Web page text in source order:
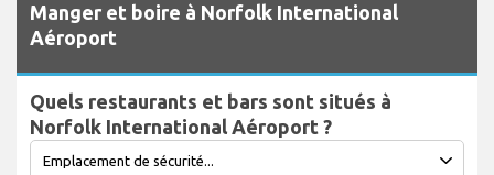
Manger et boire à Norfolk International
Aéroport
Quels restaurants et bars sont situés à
Norfolk International Aéroport ?